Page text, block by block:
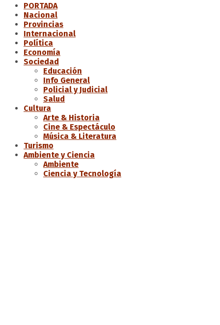
PORTADA
Nacional
Provincias
Internacional
Política
Economía
Sociedad
Educación
Info General
Policial y Judicial
Salud
Cultura
Arte & Historia
Cine & Espectáculo
Música & Literatura
Turismo
Ambiente y Ciencia
Ambiente
Ciencia y Tecnología